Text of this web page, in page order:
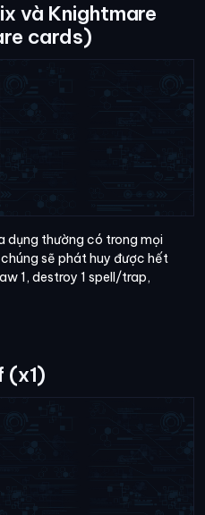
và Knightmare
cards)
dụng thường có trong mọi
sẽ phát huy được hết
1, destroy 1 spell/trap,
(x1)